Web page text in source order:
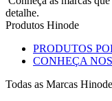
detalhe.
Produtos Hinode
PRODUTOS
CONHEÇA
Todas as Marcas Hinode